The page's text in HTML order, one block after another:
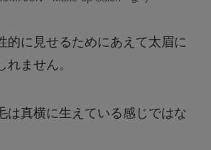
的に見せるためにあえて太眉に
れません。
は真横に生えている感じではな